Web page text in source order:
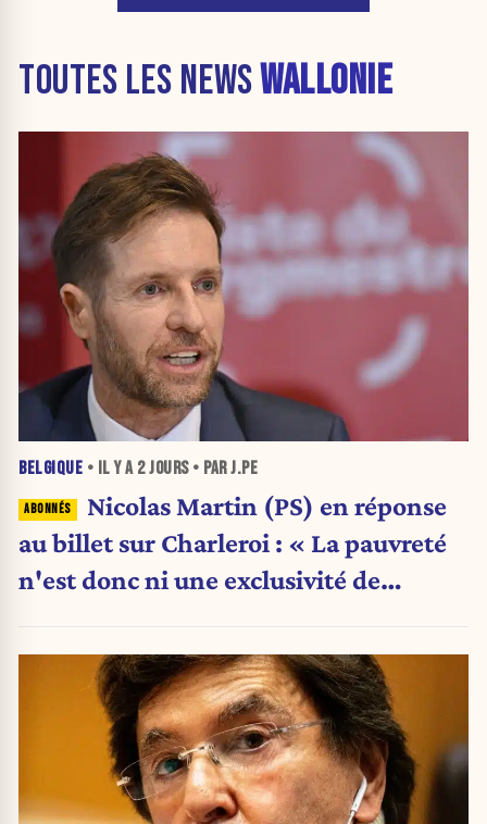
TOUTES LES NEWSWALLONIE
BELGIQUE • IL Y A 2 JOURS• PAR J.PE
Nicolas Martin (PS) en réponse
au billet sur Charleroi : « La pauvreté
n'est donc ni une exclusivité de